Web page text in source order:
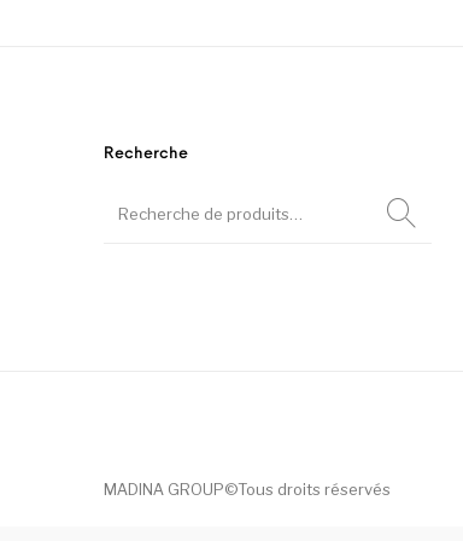
Recherche
MADINA GROUP©Tous droits réservés